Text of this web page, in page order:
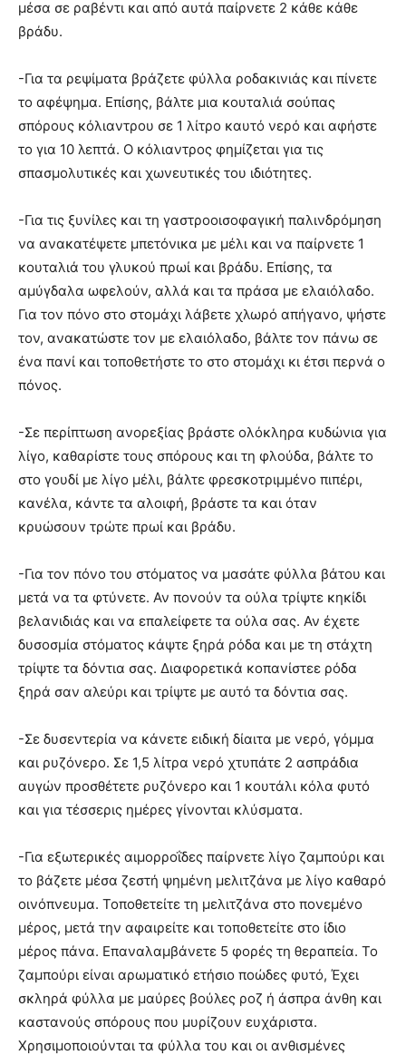
μέσα σε ραβέντι και από αυτά παίρνετε 2 κάθε κάθε
βράδυ.
-Για τα ρεψίματα βράζετε φύλλα ροδακινιάς και πίνετε
το αφέψημα. Επίσης, βάλτε μια κουταλιά σούπας
σπόρους κόλιαντρου σε 1 λίτρο καυτό νερό και αφήστε
το για 10 λεπτά. Ο κόλιαντρος φημίζεται για τις
σπασμολυτικές και χωνευτικές του ιδιότητες.
-Για τις ξυνίλες και τη γαστροοισοφαγική παλινδρόμηση
να ανακατέψετε μπετόνικα με μέλι και να παίρνετε 1
κουταλιά του γλυκού πρωί και βράδυ. Επίσης, τα
αμύγδαλα ωφελούν, αλλά και τα πράσα με ελαιόλαδο.
Για τον πόνο στο στομάχι λάβετε χλωρό απήγανο, ψήστε
τον, ανακατώστε τον με ελαιόλαδο, βάλτε τον πάνω σε
ένα πανί και τοποθετήστε το στο στομάχι κι έτσι περνά ο
πόνος.
-Σε περίπτωση ανορεξίας βράστε ολόκληρα κυδώνια για
λίγο, καθαρίστε τους σπόρους και τη φλούδα, βάλτε το
στο γουδί με λίγο μέλι, βάλτε φρεσκοτριμμένο πιπέρι,
κανέλα, κάντε τα αλοιφή, βράστε τα και όταν
κρυώσουν τρώτε πρωί και βράδυ.
-Για τον πόνο του στόματος να μασάτε φύλλα βάτου και
μετά να τα φτύνετε. Αν πονούν τα ούλα τρίψτε κηκίδι
βελανιδιάς και να επαλείφετε τα ούλα σας. Αν έχετε
δυσοσμία στόματος κάψτε ξηρά ρόδα και με τη στάχτη
τρίψτε τα δόντια σας. Διαφορετικά κοπανίστεε ρόδα
ξηρά σαν αλεύρι και τρίψτε με αυτό τα δόντια σας.
-Σε δυσεντερία να κάνετε ειδική δίαιτα με νερό, γόμμα
και ρυζόνερο. Σε 1,5 λίτρα νερό χτυπάτε 2 ασπράδια
αυγών προσθέτετε ρυζόνερο και 1 κουτάλι κόλα φυτό
και για τέσσερις ημέρες γίνονται κλύσματα.
-Για εξωτερικές αιμορροΐδες παίρνετε λίγο ζαμπούρι και
το βάζετε μέσα ζεστή ψημένη μελιτζάνα με λίγο καθαρό
οινόπνευμα. Τοποθετείτε τη μελιτζάνα στο πονεμένο
μέρος, μετά την αφαιρείτε και τοποθετείτε στο ίδιο
μέρος πάνα. Επαναλαμβάνετε 5 φορές τη θεραπεία. Το
ζαμπούρι είναι αρωματικό ετήσιο ποώδες φυτό, Έχει
σκληρά φύλλα με μαύρες βούλες ροζ ή άσπρα άνθη και
καστανούς σπόρους που μυρίζουν ευχάριστα.
Χρησιμοποιούνται τα φύλλα του και οι ανθισμένες